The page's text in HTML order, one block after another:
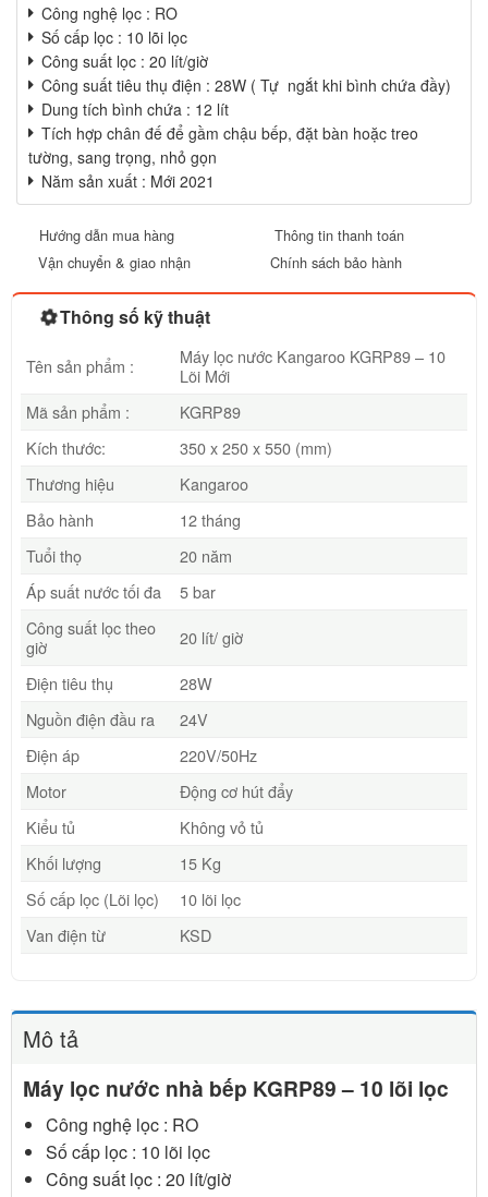
Công nghệ lọc : RO
Số cấp lọc : 10 lõi lọc
Công suất lọc : 20 lít/giờ
Công suất tiêu thụ điện : 28W ( Tự ngắt khi bình chứa đầy)
Dung tích bình chứa : 12 lít
Tích hợp chân đế để gầm chậu bếp, đặt bàn hoặc treo
tường, sang trọng, nhỏ gọn
Năm sản xuất : Mới 2021
Hướng dẫn mua hàng
Thông tin thanh toán
Vận chuyển & giao nhận
Chính sách bảo hành
Mô tả
Máy lọc nước nhà bếp KGRP89 – 10 lõi lọc
Công nghệ lọc : RO
Số cấp lọc : 10 lõi lọc
Công suất lọc : 20 lít/giờ
Thông số kỹ thuật
Tên sản phẩm :
Máy lọc nước Kangaroo KGRP89 – 10
Lõi Mới
Mã sản phẩm :
KGRP89
Kích thước:
350 x 250 x 550 (mm)
Thương hiệu
Kangaroo
Bảo hành
12 tháng
Tuổi thọ
20 năm
Áp suất nước tối đa
5 bar
Công suất lọc theo
giờ
20 lít/ giờ
Điện tiêu thụ
28W
Nguồn điện đầu ra
24V
Điện áp
220V/50Hz
Motor
Động cơ hút đẩy
Kiểu tủ
Không vỏ tủ
Khối lượng
15 Kg
Số cấp lọc (Lõi lọc)
10 lõi lọc
Van điện từ
KSD